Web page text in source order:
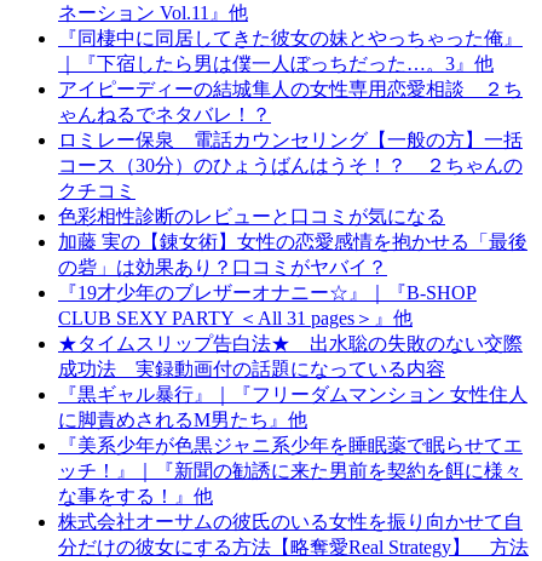
ネーション Vol.11』他
『同棲中に同居してきた彼女の妹とやっちゃった俺』
｜『下宿したら男は僕一人ぼっちだった…。3』他
アイピーディーの結城隼人の女性専用恋愛相談 ２ち
ゃんねるでネタバレ！？
ロミレー保泉 電話カウンセリング【一般の方】一括
コース（30分）のひょうばんはうそ！？ ２ちゃんの
クチコミ
色彩相性診断のレビューと口コミが気になる
加藤 実の【錬女術】女性の恋愛感情を抱かせる「最後
の砦」は効果あり？口コミがヤバイ？
『19才少年のブレザーオナニー☆』｜『B-SHOP
CLUB SEXY PARTY ＜All 31 pages＞』他
★タイムスリップ告白法★ 出水聡の失敗のない交際
成功法 実録動画付の話題になっている内容
『黒ギャル暴行』｜『フリーダムマンション 女性住人
に脚責めされるM男たち』他
『美系少年が色黒ジャニ系少年を睡眠薬で眠らせてエ
ッチ！』｜『新聞の勧誘に来た男前を契約を餌に様々
な事をする！』他
株式会社オーサムの彼氏のいる女性を振り向かせて自
分だけの彼女にする方法【略奪愛Real Strategy】 方法